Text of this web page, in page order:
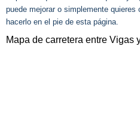
puede mejorar o simplemente
hacerlo en el pie de esta página.
Mapa de carretera entre Vigas